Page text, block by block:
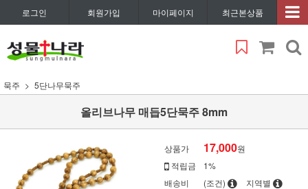
로그인 회원가입 마이페이지 최근본상품
묵주 5단나무묵주
올리브나무 매듭5단묵주 8mm
상품가 17,000원
적립금
1%
배송비
(조건) 지역별